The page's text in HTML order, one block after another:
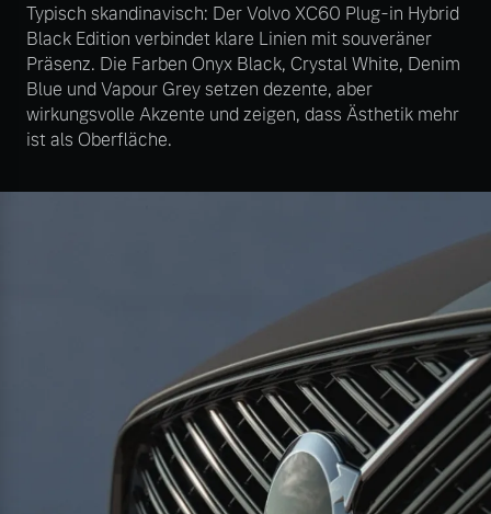
Typisch skandinavisch: Der Volvo XC60 Plug-in Hybrid
Black Edition verbindet klare Linien mit souveräner
Präsenz. Die Farben Onyx Black, Crystal White, Denim
Blue und Vapour Grey setzen dezente, aber
wirkungsvolle Akzente und zeigen, dass Ästhetik mehr
ist als Oberfläche.